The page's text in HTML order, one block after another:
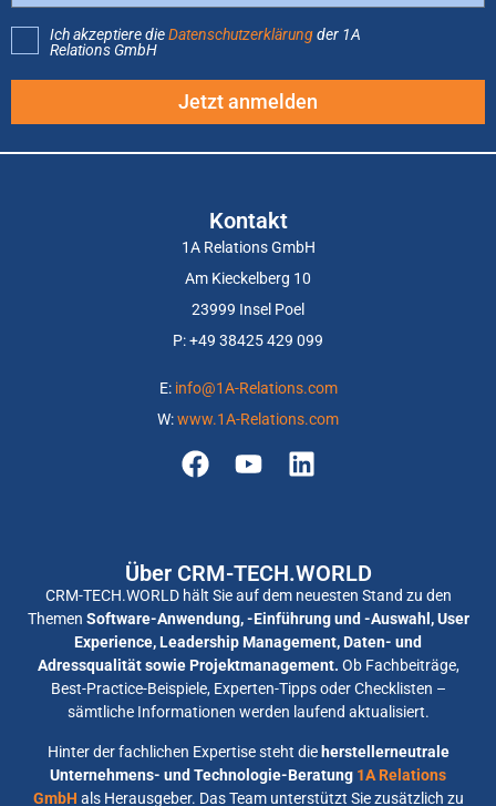
Ich akzeptiere dieDatenschutzerklärungder 1A
Relations GmbH
Jetzt anmelden
Kontakt
1A Relations GmbH
Am Kieckelberg 10
23999 Insel Poel
P: +49 38425 429 099
E: info@1A-Relations.com
W:www.1A-Relations.com
Über CRM-TECH.WORLD
CRM-TECH.WORLD hält Sie auf dem neuesten Stand zu den
Themen Software-Anwendung, -Einführung und -Auswahl, User
Experience, Leadership Management, Daten- und
Adressqualität sowie Projektmanagement. Ob Fachbeiträge,
Best-Practice-Beispiele, Experten-Tipps oder Checklisten –
sämtliche Informationen werden laufend aktualisiert.
Hinter der fachlichen Expertise steht dieherstellerneutrale
Unternehmens- und Technologie-Beratung 1A Relations
GmbH als Herausgeber. Das Team unterstützt Sie zusätzlich zu